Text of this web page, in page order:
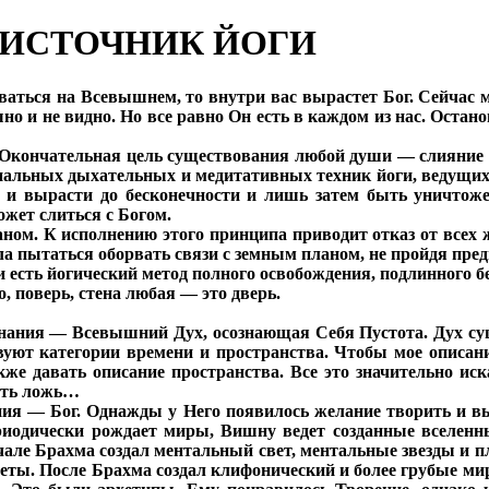
ЙОГИ
на Всевышнем, то внутри вас вырастет Бог.
не видно. Но все равно Он есть в каждом из нас.
цель существования любой души —
дыхательных и медитативных техник йоги,
и вырасти до бесконечности и лишь затем быть
слиться с Богом.
К исполнению этого принципа приводит отказ от всех
оборвать связи с земным планом, не пройдя
йогический метод полного освобождения, подлинного
поверь, стена любая — это дверь.
— Всевышний Дух, осознающая Себя Пустота. Дух
категории времени и пространства. Чтобы мое
давать описание пространства. Все это значительно
ложь…
— Бог. Однажды у Него появилось желание творить и
рождает миры, Вишну ведет созданные
Брахма создал ментальный свет, ментальные звезды
После Брахма создал клифонический и более грубые